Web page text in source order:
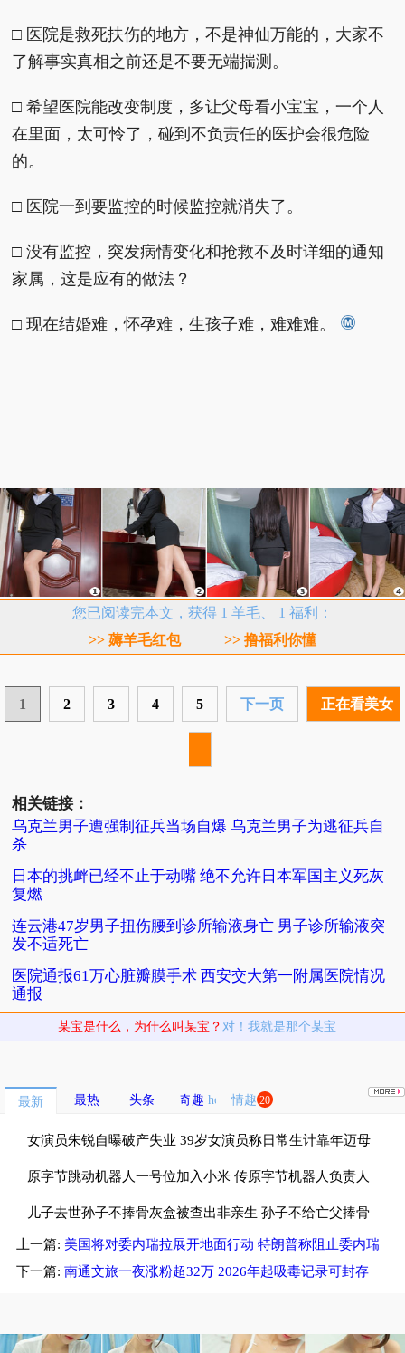
□ 医院是救死扶伤的地方，不是神仙万能的，大家不
了解事实真相之前还是不要无端揣测。
□ 希望医院能改变制度，多让父母看小宝宝，一个人
在里面，太可怜了，碰到不负责任的医护会很危险
的。
□ 医院一到要监控的时候监控就消失了。
□ 没有监控，突发病情变化和抢救不及时详细的通知
家属，这是应有的做法？
□ 现在结婚难，怀孕难，生孩子难，难难难。
您已阅读完本文，获得 1 羊毛、 1 福利：
>> 薅羊毛红包
>> 撸福利你懂
1 2 3 4 5 下一页 正在看美女
相关链接：
乌克兰男子遭强制征兵当场自爆 乌克兰男子为逃征兵自
杀
日本的挑衅已经不止于动嘴 绝不允许日本军国主义死灰
复燃
连云港47岁男子扭伤腰到诊所输液身亡 男子诊所输液突
发不适死亡
医院通报61万心脏瓣膜手术 西安交大第一附属医院情况
通报
某宝是什么，为什么叫某宝？ 对！我就是那个某宝
最新 最热 头条 奇趣 情趣 20
女演员朱锐自曝破产失业 39岁女演员称日常生计靠年迈母
亲接济
原字节跳动机器人一号位加入小米 传原字节机器人负责人
孔涛加盟小米
儿子去世孙子不捧骨灰盒被查出非亲生 孙子不给亡父捧骨
灰盒爷奶偷做鉴定
上一篇: 美国将对委内瑞拉展开地面行动 特朗普称阻止委内瑞
拉运毒
下一篇: 南通文旅一夜涨粉超32万 2026年起吸毒记录可封存